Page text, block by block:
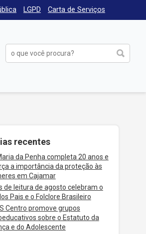
LGPD Carta de Serviços
recentes
da Penha completa 20 anos e
a importância da proteção às
em Cajamar
de leitura de agosto celebram o
Pais e o Folclore Brasileiro
Centro promove grupos
sobre o Estatuto da
e do Adolescente